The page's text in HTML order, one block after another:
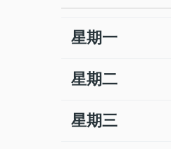
日
Time
回
星期一
星期二
星期三